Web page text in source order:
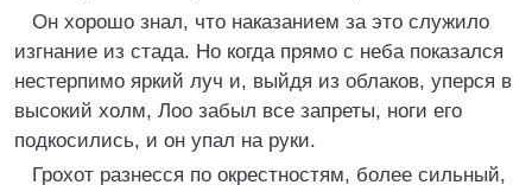
Он хорошо знал, что наказанием за это служило
изгнание из стада. Но когда прямо с неба показался
нестерпимо яркий луч и, выйдя из облаков, уперся в
высокий холм, Лоо забыл все запреты, ноги его
подкосились, и он упал на руки.
Грохот разнесся по окрестностям, более сильный,